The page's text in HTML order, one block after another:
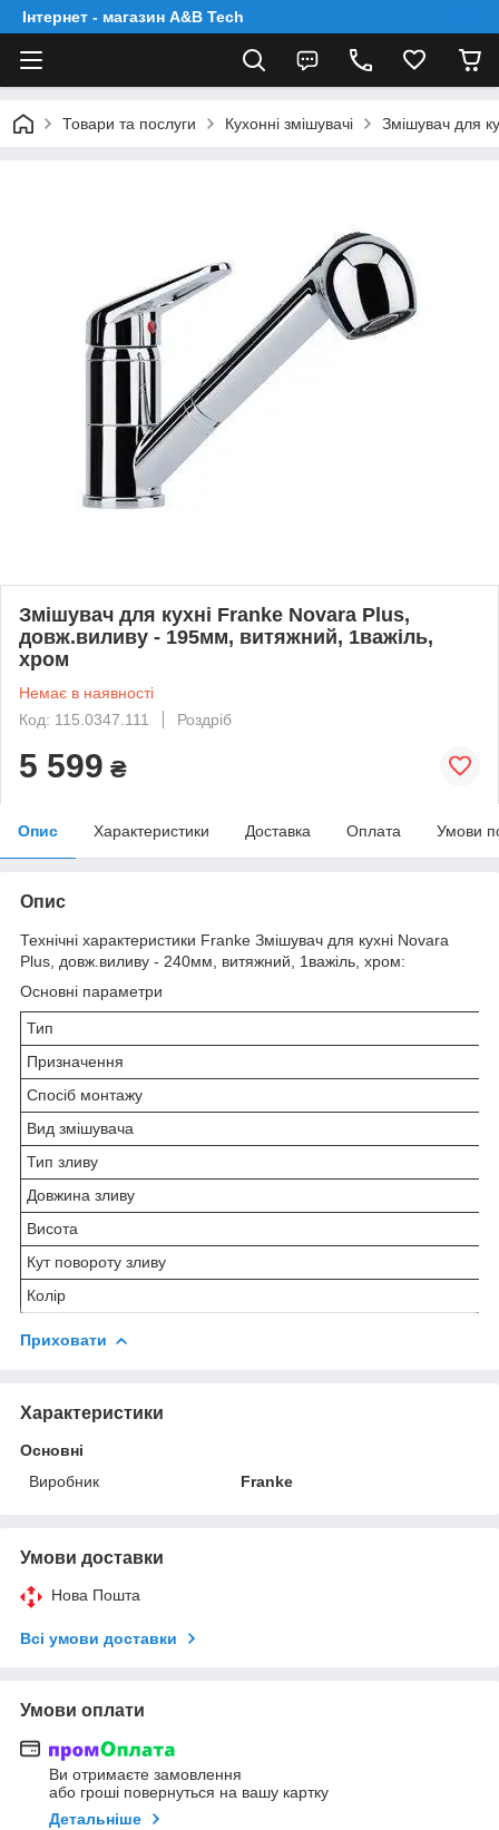
Інтернет - магазин A&B Tech
Товари та послуги Кухонні змішувачі Змішувач для
Змішувач для кухні Franke Novara Plus,
довж.виливу - 195мм, витяжний, 1важіль,
хром
Немає в наявності
Код: 115.0347.111
Роздріб
5 599 ₴
Опис Характеристики Доставка Оплата Умови
Опис
Технічні характеристики Franke Змішувач для кухні Novara
Plus, довж.виливу - 240мм, витяжний, 1важіль, хром:
Основні параметри
Тип
Призначення
Спосіб монтажу
Вид змішувача
Тип зливу
Довжина зливу
Висота
Кут повороту зливу
Колір
Приховати
Характеристики
Основні
Виробник
Franke
Умови доставки
Нова Пошта
Всі умови доставки
Умови оплати
Ви отримаєте замовлення
або гроші повернуться на вашу картку
Детальніше